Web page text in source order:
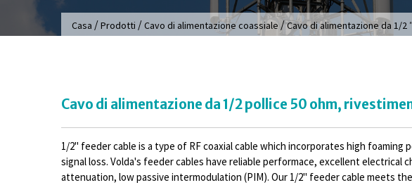
Casa /Prodotti /Cavo di alimentazione coassiale /Cavo di alimentazione da 1/2 ″
Cavo di alimentazione da 1/2 pollice 50 ohm,
1/2" feeder cable is a type of RF coaxial cable which incorporates high
signal loss. Volda's feeder cables have reliable performace, excellent electrical
attenuation, low passive intermodulation (PIM). Our 1/2" feeder cable meets